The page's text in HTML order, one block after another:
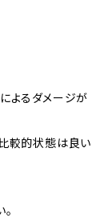
よるダメージが
較的状態は良い